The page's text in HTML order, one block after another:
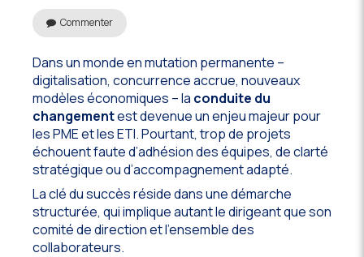
Commenter
Dans un monde en mutation permanente –
digitalisation, concurrence accrue, nouveaux
modèles économiques – la conduite du
changementest devenue un enjeu majeur pour
les PME et les ETI. Pourtant, trop de projets
échouent faute d’adhésion des équipes, de clarté
stratégique ou d’accompagnement adapté.
La clé du succès réside dans une démarche
structurée, qui implique autant le dirigeant que son
comité de direction et l’ensemble des
collaborateurs.